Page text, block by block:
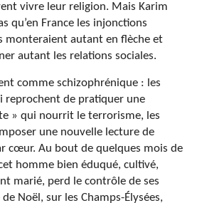
vivre leur religion. Mais Karim
qu’en France les injonctions
monteraient autant en flèche et
autant les relations sociales.
comme schizophrénique : les
reprochent de pratiquer une
» qui nourrit le terrorisme, les
une nouvelle lecture de
cœur. Au bout de quelques mois de
homme bien éduqué, cultivé,
marié, perd le contrôle de ses
Noël, sur les Champs-Élysées,